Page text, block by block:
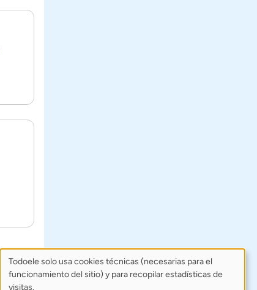
Uso
Todoele solo usa cookies técnicas (necesarias para el
funcionamiento del sitio) y para recopilar estadísticas de
visitas.